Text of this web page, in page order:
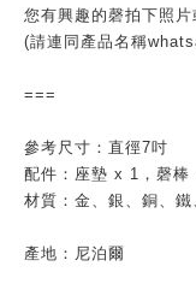
您有興趣的磬拍下照
(請連同產品名稱
===
參考尺寸：直徑7吋
配件：座墊 x 1，磬棒
材質：金、銀、銅、
產地：尼泊爾